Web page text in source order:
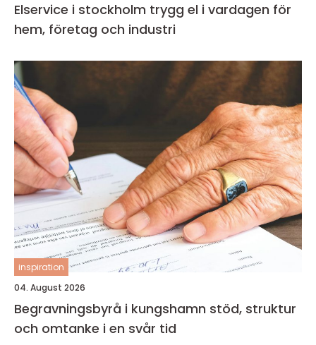
Elservice i stockholm trygg el i vardagen för
hem, företag och industri
inspiration
04. August 2026
Begravningsbyrå i kungshamn stöd, struktur
och omtanke i en svår tid